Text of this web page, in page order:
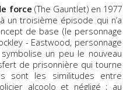
force (The Gauntlet) en 1977
troisième épisode qui n’a
de base (le personnage
- Eastwood, personnage
un peu le nouveau
de prisonnière qui tourne
sont les similitudes entre
alcoolo et négligé ; au